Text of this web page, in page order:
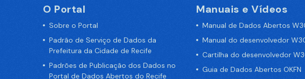
O Portal
Sobre o Portal
Padrão de Serviço de Dados da
Prefeitura da Cidade de Recife
Padrões de Publicação dos Dados no
Portal de Dados Abertos do Recife
Manuais e Vídeos
Manual de Dados Abertos
Manual do desenvolvedor
Cartilha do desenvolvedor
Guia de Dados Abertos OKFN